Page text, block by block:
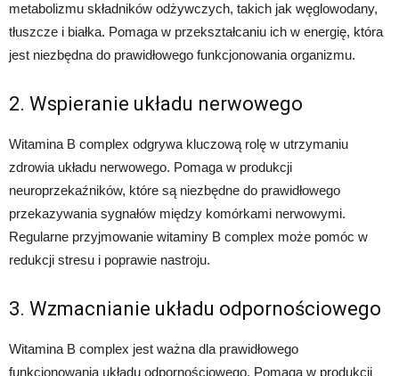
metabolizmu składników odżywczych, takich jak węglowodany,
tłuszcze i białka. Pomaga w przekształcaniu ich w energię, która
jest niezbędna do prawidłowego funkcjonowania organizmu.
2. Wspieranie układu nerwowego
Witamina B complex odgrywa kluczową rolę w utrzymaniu
zdrowia układu nerwowego. Pomaga w produkcji
neuroprzekaźników, które są niezbędne do prawidłowego
przekazywania sygnałów między komórkami nerwowymi.
Regularne przyjmowanie witaminy B complex może pomóc w
redukcji stresu i poprawie nastroju.
3. Wzmacnianie układu odpornościowego
Witamina B complex jest ważna dla prawidłowego
funkcjonowania układu odpornościowego. Pomaga w produkcji